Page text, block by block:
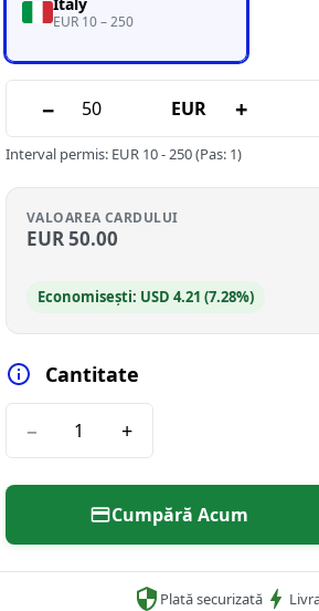
EUR 10 – 250
− EUR +
Interval permis: EUR 10-250(Pas: 1)
VALOAREA CARDULUI
EUR50.00
Economisești: USD 4.21 (7.28%)
Cantitate
− +
Cumpără Acum
Plată securizată